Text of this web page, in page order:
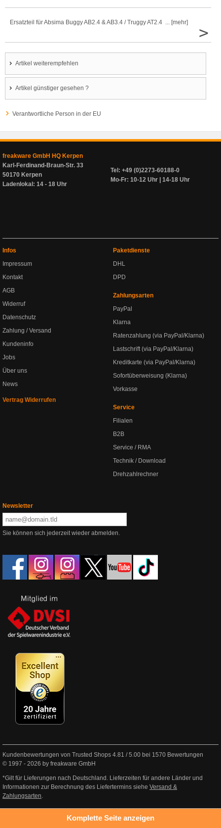
Ersatzteil für Absima Buggy AB2.4 & AB3.4 / Truggy AT2.4 ... [mehr]
>
Artikel weiterempfehlen
Artikel günstiger gesehen ?
Verantwortliche Person in der EU
freakware GmbH HQ Kerpen
Karl-Ferdinand-Braun-Str. 33
50170 Kerpen
Ladenlokal: 14 - 18 Uhr
Tel: +49 (0)2273-60188-0
Mo-Fr: 10-12 Uhr | 14-18 Uhr
Infos
Impressum
Kontakt
AGB
Widerruf
Datenschutz
Zahlung / Versand
Kundeninfo
Jobs
Über uns
News
Vertrag Widerrufen
Paketdienste
DHL
DPD
Zahlungsarten
PayPal
Klarna
Ratenzahlung (via PayPal/Klarna)
Lastschrift (via PayPal/Klarna)
Kreditkarte (via PayPal/Klarna)
Sofortüberweisung (Klarna)
Vorkasse
Service
Filialen
B2B
Service / RMA
Technik / Download
Drehzahlrechner
Newsletter
Sie können sich jederzeit wieder abmelden.
Kundenbewertungen von Trusted Shops 4.81 /5.00 bei 1570 Bewertungen
© 1997 - 2026 by freakware GmbH
*Gilt für Lieferungen nach Deutschland. Lieferzeiten für andere Länder und
Informationen zur Berechnung des Liefertermins siehe Versand &
Zahlungsarten.
Komplette Seite anzeigen